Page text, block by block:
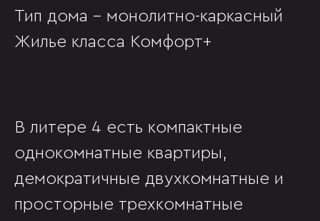
Тип дома – монолитно-каркасный
Жилье класса Комфорт+
В литере 4 есть компактные
однокомнатные квартиры,
демократичные двухкомнатные и
просторные трехкомнатные